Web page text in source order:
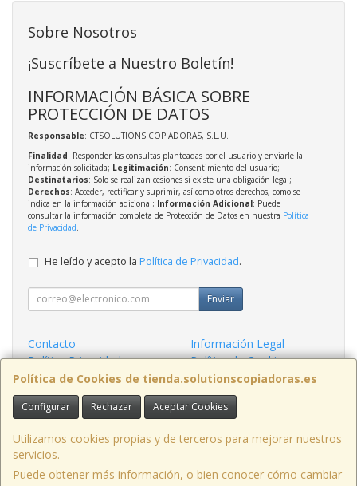
Política de Cookies de tienda.solutionscopiadoras.es
Configurar Rechazar Aceptar Cookies
Utilizamos cookies propias y de terceros para mejorar nuestros
servicios.
Puede obtener más información, o bien conocer cómo cambiar
Sobre Nosotros
¡Suscríbete a Nuestro Boletín!
INFORMACIÓN BÁSICA SOBRE
PROTECCIÓN DE DATOS
Responsable: CTSOLUTIONS COPIADORAS, S.L.U.
Finalidad: Responder las consultas planteadas por el usuario y enviarle la
información solicitada; Legitimación: Consentimiento del usuario;
Destinatarios: Solo se realizan cesiones si existe una obligación legal;
Derechos: Acceder, rectificar y suprimir, así como otros derechos, como se
indica en la información adicional; Información Adicional: Puede
consultar la información completa de Protección de Datos en nuestra Política
de Privacidad
He leído y acepto la Política de Privacidad.
Enviar
Contacto
Información Legal
Política Privacidad
Política de Cookies
Condiciones de Compra
Formas de Pago
Contacto
info@solutionscopiadoras.es